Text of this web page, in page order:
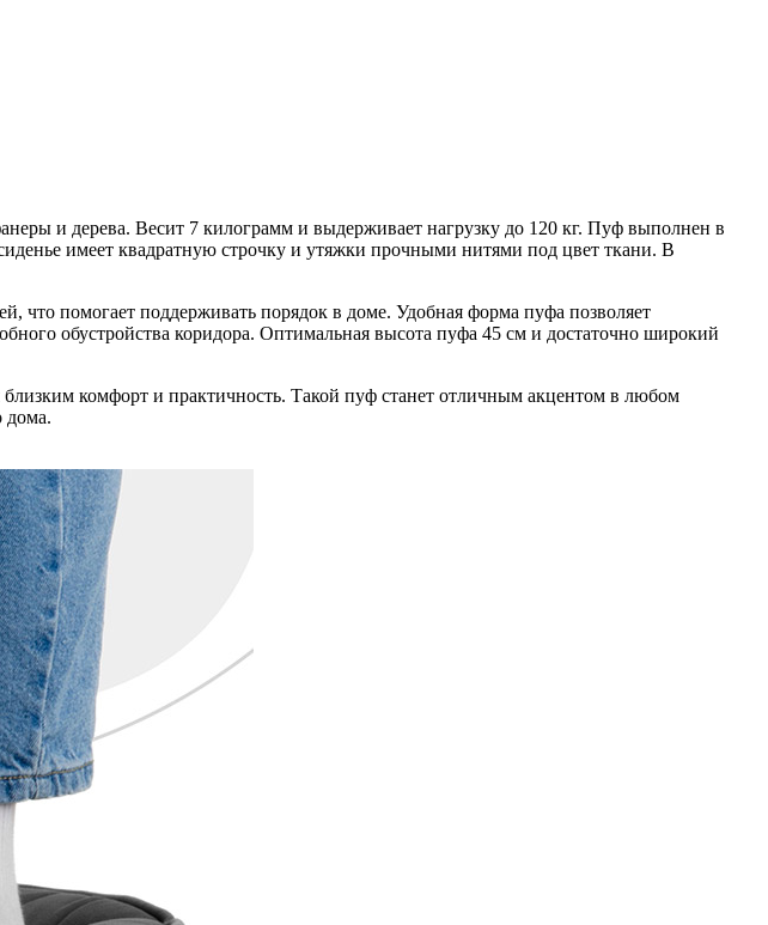
и дерева. Весит 7 килограмм и выдерживает нагрузку до 120 кг. Пуф выполнен в
имеет квадратную строчку и утяжки прочными нитями под цвет ткани. В
что помогает поддерживать порядок в доме. Удобная форма пуфа позволяет
обустройства коридора. Оптимальная высота пуфа 45 см и достаточно широкий
комфорт и практичность. Такой пуф станет отличным акцентом в любом
дома.